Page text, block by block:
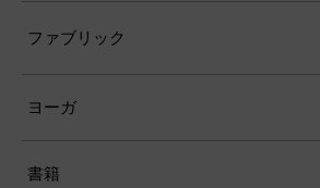
ファブリック
ヨーガ
書籍